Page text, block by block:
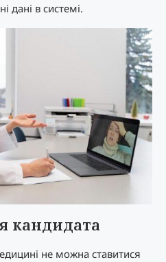
дані в системі.
кандидата
не можна ставитися